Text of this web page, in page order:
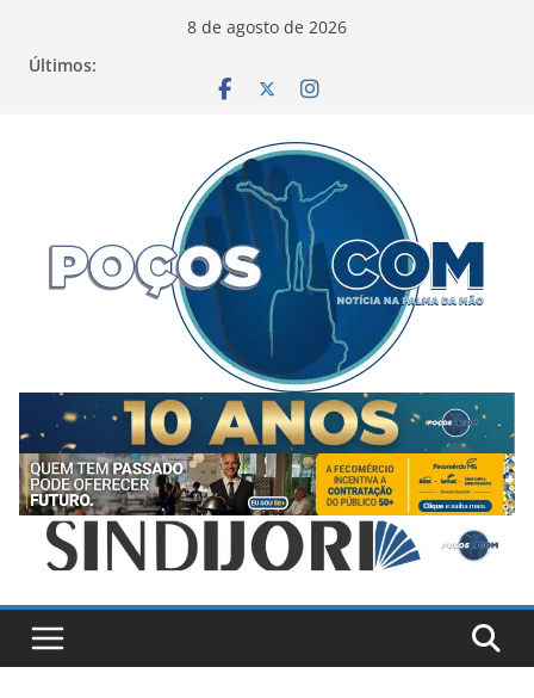
8 de agosto de 2026
Últimos: